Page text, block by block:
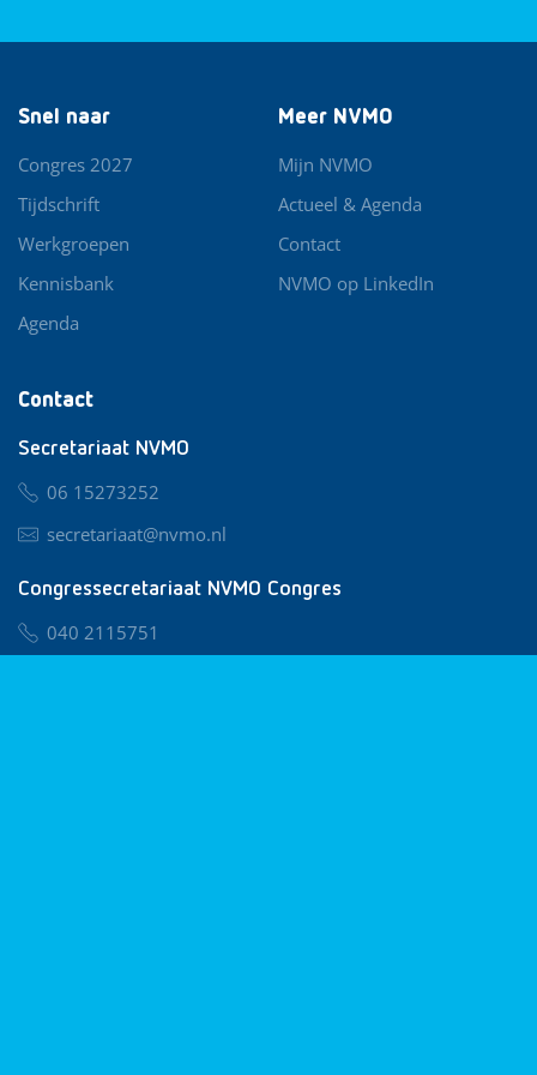
Contact
Secretariaat NVMO
06 15273252
secretariaat@nvmo.nl
Congressecretariaat NVMO Congres
040 2115751
Snel naar
Congres 2027
Tijdschrift
Werkgroepen
Kennisbank
Agenda
Meer NVMO
Mijn NVMO
Actueel & Agenda
Contact
NVMO op LinkedIn